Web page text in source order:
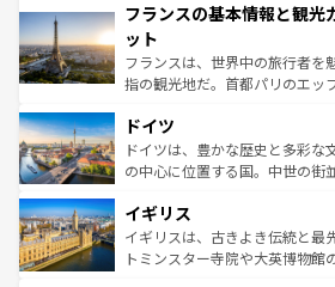
ませてくれるイタリアで、忘れ
なお、新着のイタリア情報は
しい。
文化が根付くこの国では、情熱
れる闘牛、そして美味しいタパ
る。首都マドリードの洗練され
アートに溢れた街角から、地方
せる。地方によって風土や気候
性で訪れ
ンテンツ一覧を参照してほしい
フランスの基本情報と観光
ット
フランスは、世界中の旅行者を
指の観光地だ。首都パリのエッ
で、幅広い魅力が詰まっている
聖堂、美しいビーチ、そして豊
から魅了する。また、フランス
いる。シャンパンの発祥地であ
香り高いラベンダー畑など、多
らに、パリ以外の地域にも魅力
ドイツ
ドイツは、豊かな歴史と多彩な
の中心に位置する国。中世の街
顔を持つこの国は、どこを歩い
ルリンの文化的活気、バイエル
してライン川沿いのワイン畑と
イギリス
イギリスは、古きよき伝統と最
トミンスター寺院や大英博物館